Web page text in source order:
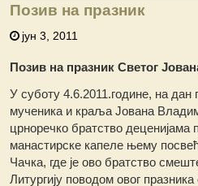
Позив на празник
јун 3, 2011
Позив на празник Светог
У суботу 4.6.2011.године, на дан
мученика и краља Јована
црноречко братство
манастирске капеле њему
Чачка, где је ово братство
Литургију поводом овог